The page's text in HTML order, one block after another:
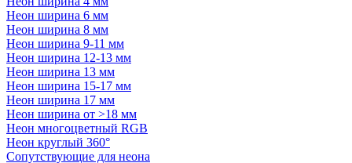
Неон ширина 6 мм
Неон ширина 8 мм
Неон ширина 9-11 мм
Неон ширина 12-13 мм
Неон ширина 13 мм
Неон ширина 15-17 мм
Неон ширина 17 мм
Неон ширина от >18 мм
Неон многоцветный RGB
Неон круглый 360°
Сопутствующие для неона